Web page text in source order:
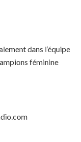
dans l’équipe
féminine